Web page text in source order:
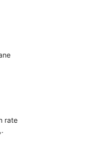
rate